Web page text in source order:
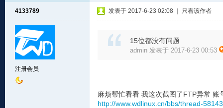
4133789
注册会员
发表于 2017-6-23 02:08 只看该作者
15位都没有问题
admin 发表于 2017-6-23 00:53
麻烦帮忙看看 我这次截图了FTP异常
http://www.wdlinux.cn/bbs/thread-